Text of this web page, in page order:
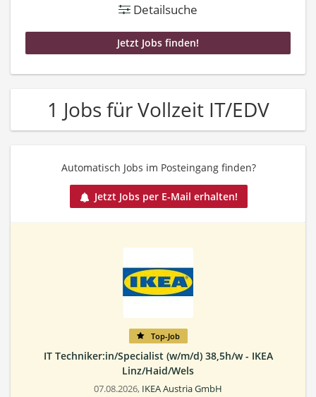
Detailsuche
1 Jobs für Vollzeit IT/EDV
Automatisch Jobs im Posteingang finden?
Jetzt Jobs per E-Mail erhalten!
Top-Job
IT Techniker:in/Specialist (w/m/d) 38,5h/w - IKEA
Linz/Haid/Wels
07.08.2026, IKEA Austria GmbH